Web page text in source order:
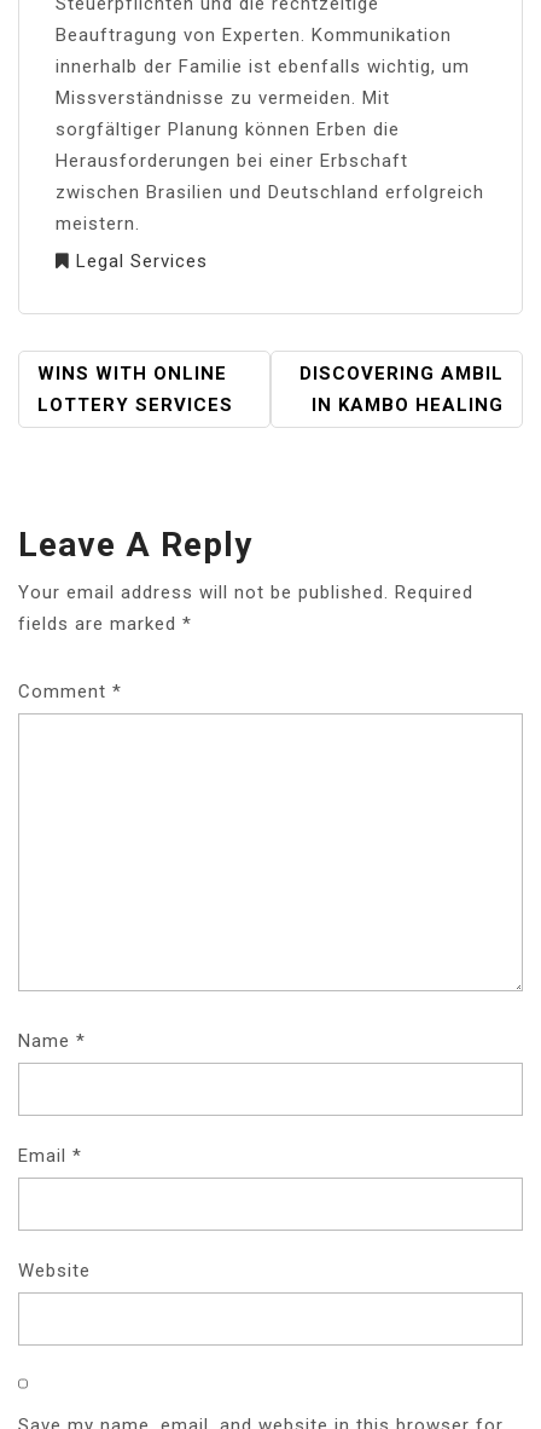
Beauftragung von Experten. Kommunikation
innerhalb der Familie ist ebenfalls wichtig, um
Missverständnisse zu vermeiden. Mit
sorgfältiger Planung können Erben die
Herausforderungen bei einer Erbschaft
zwischen Brasilien und Deutschland erfolgreich
meistern.
Legal Services
POST
NAVIGATION
WINS WITH ONLINE
LOTTERY SERVICES
DISCOVERING AMBIL
IN KAMBO HEALING
Leave A Reply
Your email address will not be published.
Required
fields are marked *
Comment *
Name *
Email *
Website